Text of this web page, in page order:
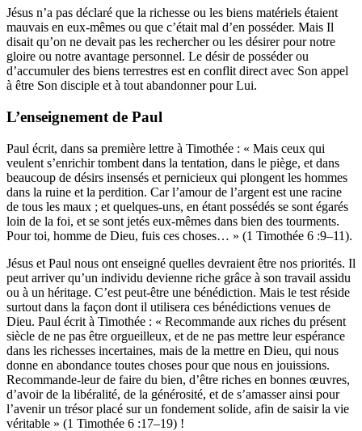
Jésus n’a pas déclaré que la richesse ou les biens matériels étaient
mauvais en eux-mêmes ou que c’était mal d’en posséder. Mais Il
disait qu’on ne devait pas les rechercher ou les désirer pour notre
gloire ou notre avantage personnel. Le désir de posséder ou
d’accumuler des biens terrestres est en conflit direct avec Son appel
à être Son disciple et à tout abandonner pour Lui.
L’enseignement de Paul
Paul écrit, dans sa première lettre à Timothée : « Mais ceux qui
veulent s’enrichir tombent dans la tentation, dans le piège, et dans
beaucoup de désirs insensés et pernicieux qui plongent les hommes
dans la ruine et la perdition. Car l’amour de l’argent est une racine
de tous les maux ; et quelques-uns, en étant possédés se sont égarés
loin de la foi, et se sont jetés eux-mêmes dans bien des tourments.
Pour toi, homme de Dieu, fuis ces choses… » (1 Timothée 6 :9–11).
Jésus et Paul nous ont enseigné quelles devraient être nos priorités. Il
peut arriver qu’un individu devienne riche grâce à son travail assidu
ou à un héritage. C’est peut-être une bénédiction. Mais le test réside
surtout dans la façon dont il utilisera ces bénédictions venues de
Dieu. Paul écrit à Timothée : « Recommande aux riches du présent
siècle de ne pas être orgueilleux, et de ne pas mettre leur espérance
dans les richesses incertaines, mais de la mettre en Dieu, qui nous
donne en abondance toutes choses pour que nous en jouissions.
Recommande-leur de faire du bien, d’être riches en bonnes œuvres,
d’avoir de la libéralité, de la générosité, et de s’amasser ainsi pour
l’avenir un trésor placé sur un fondement solide, afin de saisir la vie
véritable » (1 Timothée 6 :17–19) !